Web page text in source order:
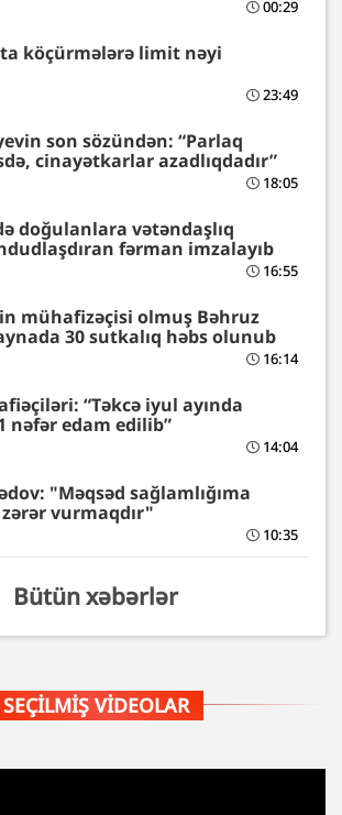
00:29
köçürmələrə limit nəyi
23:49
son sözündən: “Parlaq
cinayətkarlar azadlıqdadır”
18:05
doğulanlara vətəndaşlıq
fərman imzalayıb
16:55
mühafizəçisi olmuş Bəhruz
30 sutkalıq həbs olunub
16:14
“Təkcə iyul ayında
nəfər edam edilib”
14:04
"Məqsəd sağlamlığıma
vurmaqdır"
10:35
Bütün xəbərlər
SEÇILMIŞ VIDEOLAR